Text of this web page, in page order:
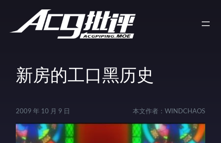
新房的工口黑历史
2009 年 10 月 9 日 本文作者： WINDCHAOS